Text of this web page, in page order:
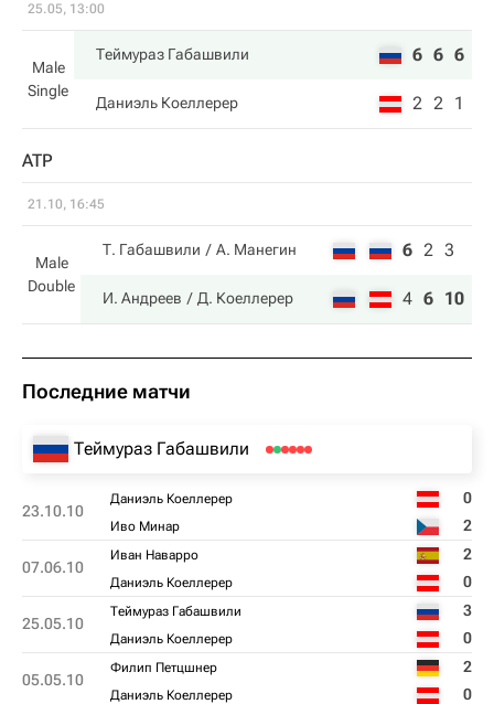
25.05, 13:00
Male
Single
Теймураз Габашвили 6 6 6
Даниэль Коеллерер 2 2 1
ATP
21.10, 16:45
Male
Double
Т. Габашвили А. Манегин 6 2 3
И. Андреев Д. Коеллерер 4 6 10
Последние матчи
Теймураз Габашвили
23.10.10
Даниэль Коеллерер 0
Иво Минар 2
07.06.10
Иван Наварро 2
Даниэль Коеллерер 0
25.05.10
Теймураз Габашвили 3
Даниэль Коеллерер 0
05.05.10
Филип Петцшнер 2
Даниэль Коеллерер 0